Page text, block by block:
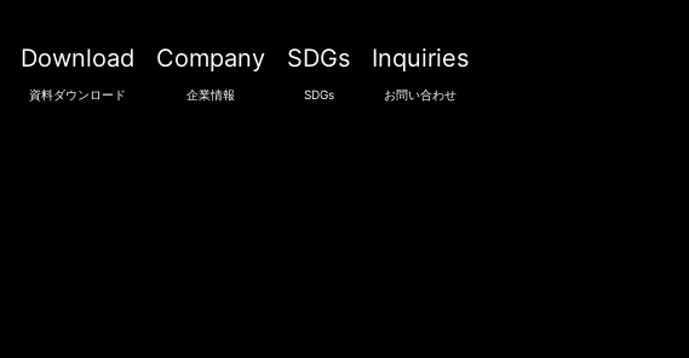
Download
資料ダウンロード
Company
企業情報
SDGs
SDGs
Inquiries
お問い合わせ